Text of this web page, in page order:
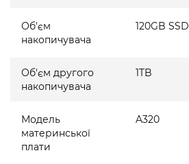
Об'єм
накопичувача
120GB SSD
Об'єм другого
накопичувача
1TB
Модель
материнської
плати
A320